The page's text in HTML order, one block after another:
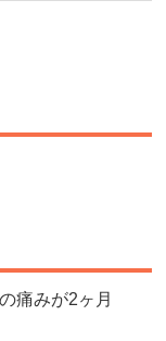
痛みが2ヶ月